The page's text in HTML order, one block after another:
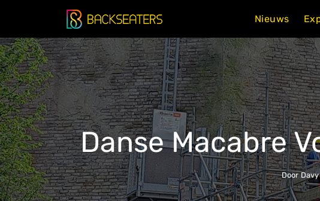
inhoud
Nieuws
Danse Macabre
Door Davy